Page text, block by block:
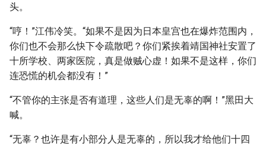
头。
“哼！”江伟冷笑。“如果不是因为日本皇宫也在爆炸范围内，
你们也不会那么快下令疏散吧？你们紧挨着靖国神社安置了
十所学校、两家医院，真是做贼心虚！如果不是这样，你们
连恐慌的机会都没有！”
“不管你的主张是否有道理，这些人们是无辜的啊！”黑田大
喊。
“无辜？也许是有小部分人是无辜的，所以我才给他们十四